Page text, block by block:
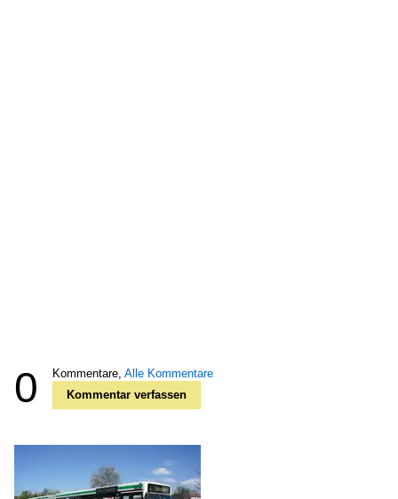
0 Kommentare, Alle Kommentare
Kommentar verfassen